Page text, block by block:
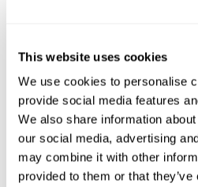
This website uses cookies
We use cookies to personalise
provide social media features
We also share information
our social media, advertising
may combine it with other
provided to them or that
NOTICIAS
EXPOSICIONES